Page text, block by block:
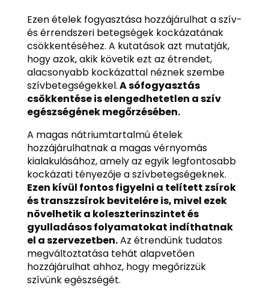
Ezen ételek fogyasztása hozzájárulhat a szív-
és érrendszeri betegségek kockázatának
csökkentéséhez. A kutatások azt mutatják,
hogy azok, akik követik ezt az étrendet,
alacsonyabb kockázattal néznek szembe
szívbetegségekkel.A sófogyasztás
csökkentése is elengedhetetlen a szív
egészségének megőrzésében.
A magas nátriumtartalmú ételek
hozzájárulhatnak a magas vérnyomás
kialakulásához, amely az egyik legfontosabb
kockázati tényezője a szívbetegségeknek.
Ezen kívül fontos figyelni a telített zsírok
és transzzsírok bevitelére is, mivel ezek
növelhetik a koleszterinszintet és
gyulladásos folyamatokat indíthatnak
el a szervezetben.Az étrendünk tudatos
megváltoztatása tehát alapvetően
hozzájárulhat ahhoz, hogy megőrizzük
szívünk egészségét.